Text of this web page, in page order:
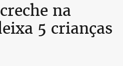
na
5 crianças